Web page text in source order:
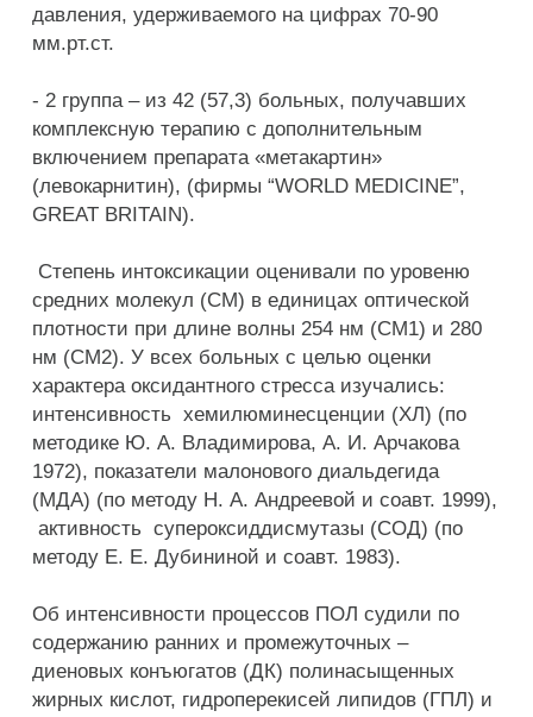
давления, удерживаемого на цифрах 70-90
мм.рт.ст.
- 2 группа – из 42 (57,3) больных, получавших
комплексную терапию с дополнительным
включением препарата «метакартин»
(левокарнитин), (фирмы “WORLD MEDICINE”,
GREAT BRITAIN).
Степень интоксикации оценивали по уровеню
средних молекул (СМ) в единицах оптической
плотности при длине волны 254 нм (СМ1) и 280
нм (СМ2). У всех больных с целью оценки
характера оксидантного стресса изучались:
интенсивность хемилюминесценции (ХЛ) (по
методике Ю. А. Владимирова, А. И. Арчакова
1972), показатели малонового диальдегида
(МДА) (по методу Н. А. Андреевой и соавт. 1999),
активность супероксиддисмутазы (СОД) (по
методу Е. Е. Дубининой и соавт. 1983).
Об интенсивности процессов ПОЛ судили по
содержанию ранних и промежуточных –
диеновых конъюгатов (ДК) полинасыщенных
жирных кислот, гидроперекисей липидов (ГПЛ) и